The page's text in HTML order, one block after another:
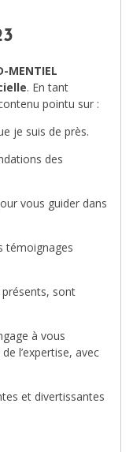
MENTIEL
. En tant
pointu sur :
je suis de près.
des
vous guider dans
témoignages
sont
à vous
l’expertise, avec
et divertissantes